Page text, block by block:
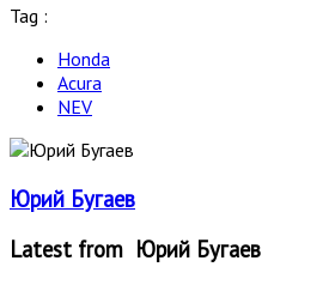
Tag :
Honda
Acura
NEV
Юрий Бугаев
Latest from Юрий Бугаев